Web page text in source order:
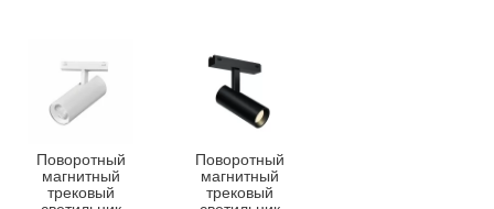
Поворотный
магнитный
трековый
Поворотный
магнитный
трековый